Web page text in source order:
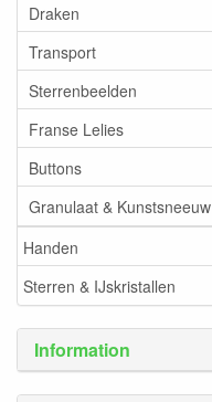
Draken
Transport
Sterrenbeelden
Franse Lelies
Buttons
Granulaat & Kunstsneeuw
Handen
Sterren & IJskristallen
Information